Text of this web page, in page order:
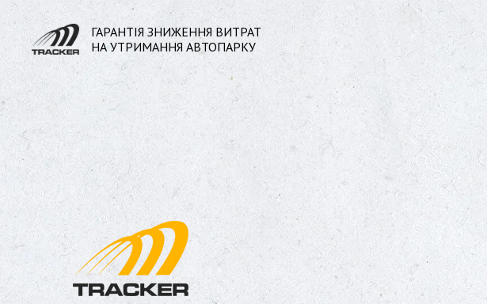
ГАРАНТІЯ ЗНИЖЕННЯ ВИТРАТ
НА УТРИМАННЯ АВТОПАРКУ